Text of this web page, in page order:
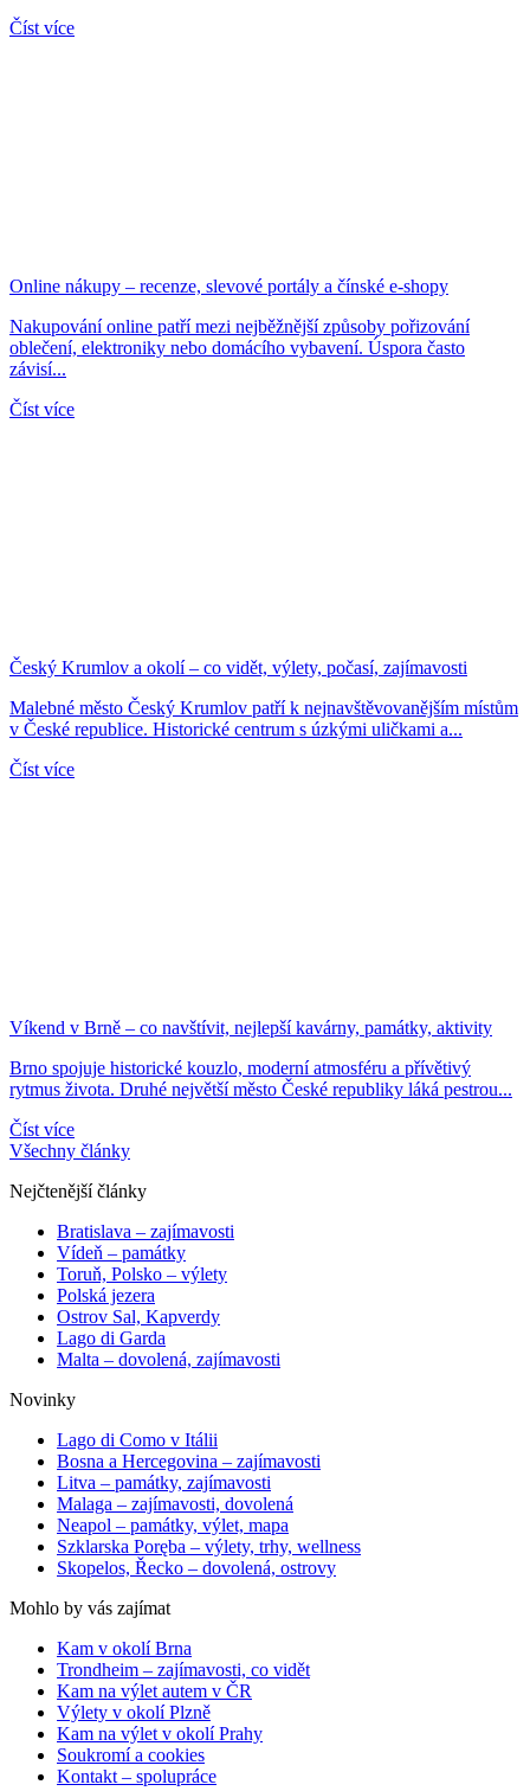
Číst více
Online nákupy – recenze, slevové portály a čínské e-shopy
Nakupování online patří mezi nejběžnější způsoby pořizování
oblečení, elektroniky nebo domácího vybavení. Úspora často
závisí...
Číst více
Český Krumlov a okolí – co vidět, výlety, počasí, zajímavosti
Malebné město Český Krumlov patří k nejnavštěvovanějším místům
v České republice. Historické centrum s úzkými uličkami a...
Číst více
Víkend v Brně – co navštívit, nejlepší kavárny, památky, aktivity
Brno spojuje historické kouzlo, moderní atmosféru a přívětivý
rytmus života. Druhé největší město České republiky láká pestrou...
Číst více
Všechny články
Nejčtenější články
Bratislava – zajímavosti
Vídeň – památky
Toruň, Polsko – výlety
Polská jezera
Ostrov Sal, Kapverdy
Lago di Garda
Malta – dovolená, zajímavosti
Novinky
Lago di Como v Itálii
Bosna a Hercegovina – zajímavosti
Litva – památky, zajímavosti
Malaga – zajímavosti, dovolená
Neapol – památky, výlet, mapa
Szklarska Poręba – výlety, trhy, wellness
Skopelos, Řecko – dovolená, ostrovy
Mohlo by vás zajímat
Kam v okolí Brna
Trondheim – zajímavosti, co vidět
Kam na výlet autem v ČR
Výlety v okolí Plzně
Kam na výlet v okolí Prahy
Soukromí a cookies
Kontakt – spolupráce